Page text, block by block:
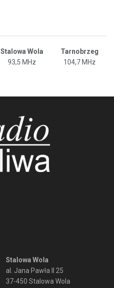
Stalowa Wola
Tarnobrzeg
93,5 MHz 104,7 MHz
Stalowa Wola
al. Jana Pawła II 25
37-450 Stalowa Wola